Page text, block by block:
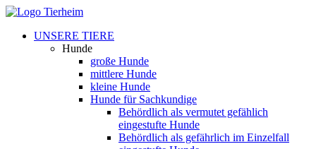
UNSERE TIERE
Hunde
große Hunde
mittlere Hunde
kleine Hunde
Hunde für Sachkundige
Behördlich als vermutet gefählich
eingestufte Hunde
Behördlich als gefährlich im Einzelfall